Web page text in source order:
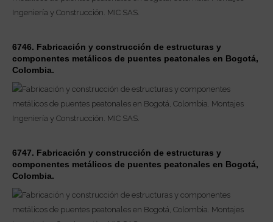
6746. Fabricación y construcción de estructuras y
componentes metálicos de puentes peatonales en Bogotá,
Colombia.
6747. Fabricación y construcción de estructuras y
componentes metálicos de puentes peatonales en Bogotá,
Colombia.